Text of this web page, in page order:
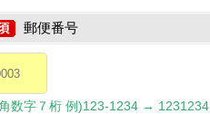
郵便番号
数字７桁 例)123-1234 → 1231234